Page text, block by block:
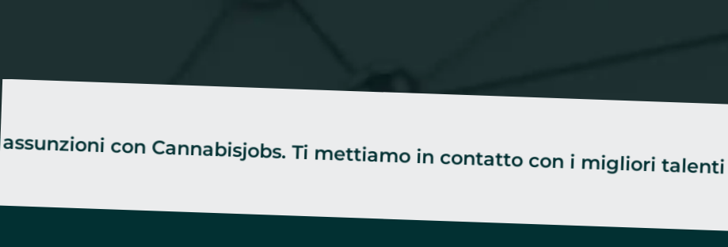
con Cannabisjobs. Ti mettiamo in contatto con i migliori talenti del